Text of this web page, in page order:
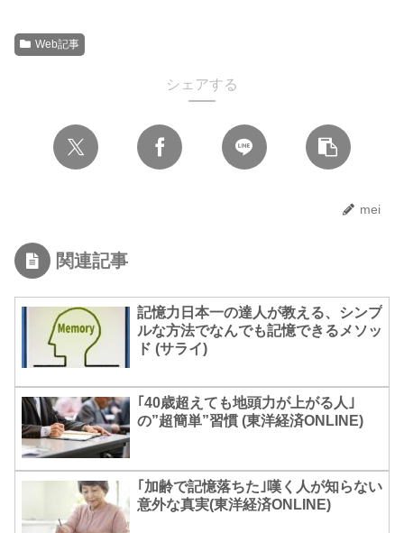
Web記事
シェアする
mei
関連記事
記憶力日本一の達人が教える、シンプ
ルな方法でなんでも記憶できるメソッ
ド (サライ)
｢40歳超えても地頭力が上がる人｣
の”超簡単”習慣 (東洋経済ONLINE)
｢加齢で記憶落ちた｣嘆く人が知らない
意外な真実(東洋経済ONLINE)